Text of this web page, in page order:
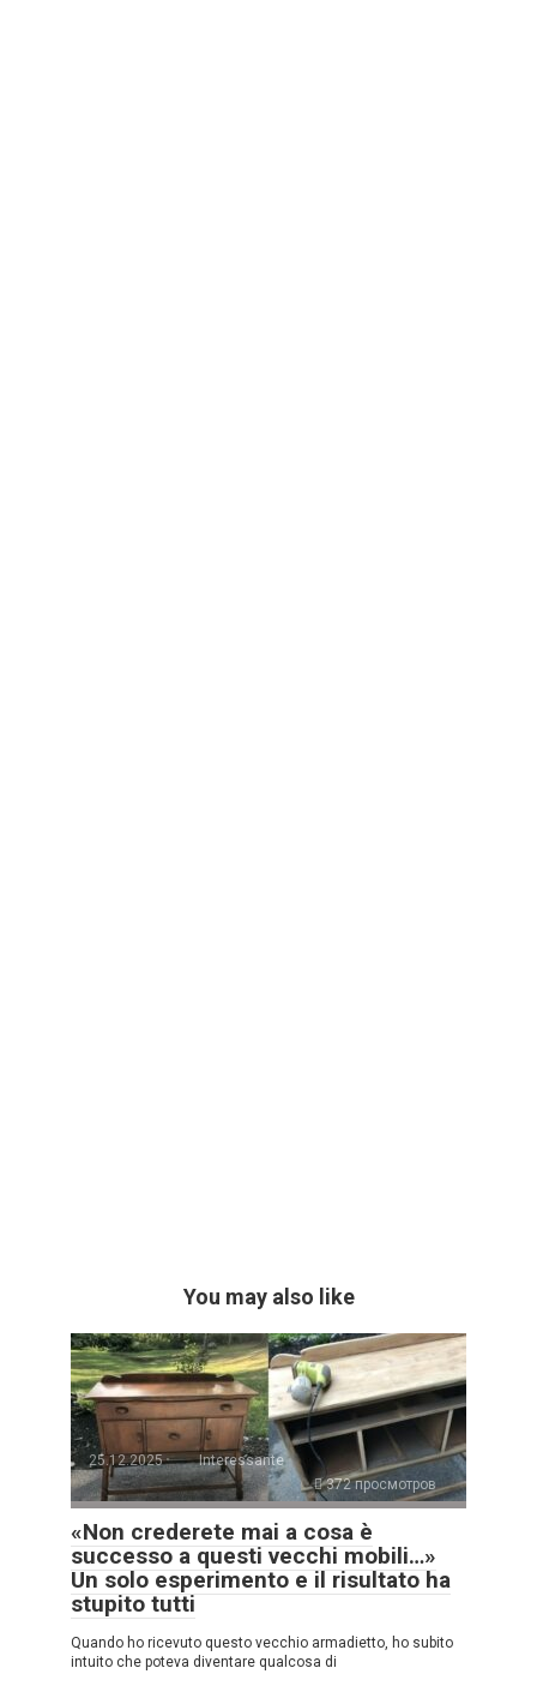
You may also like
25.12.2025
Interessante
372 просмотров
«Non crederete mai a cosa è
successo a questi vecchi mobili…»
Un solo esperimento e il risultato ha
stupito tutti
Quando ho ricevuto questo vecchio armadietto, ho subito
intuito che poteva diventare qualcosa di